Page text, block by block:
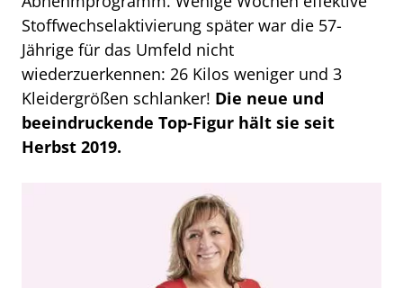
Stoffwechselaktivierung später war die 57-
Jährige für das Umfeld nicht
wiederzuerkennen: 26 Kilos weniger und 3
Kleidergrößen schlanker! Die neue und
beeindruckende Top-Figur hält sie seit
Herbst 2019.